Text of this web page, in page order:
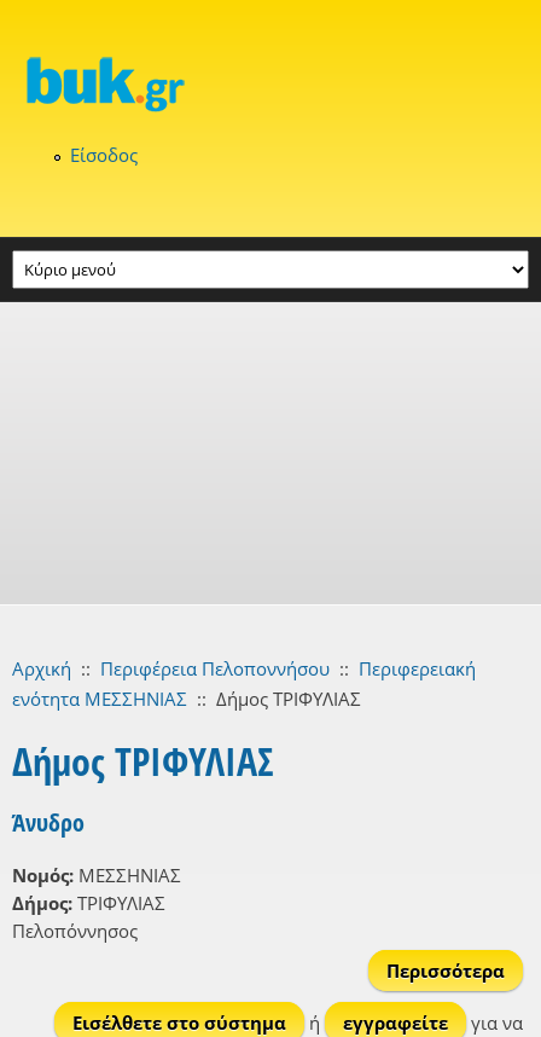
Είσοδος
Αρχική :: Περιφέρεια Πελοποννήσου :: Περιφερειακή
ενότητα ΜΕΣΣΗΝΙΑΣ :: Δήμος ΤΡΙΦΥΛΙΑΣ
Δήμος ΤΡΙΦΥΛΙΑΣ
Άνυδρο
Νομός: ΜΕΣΣΗΝΙΑΣ
Δήμος: ΤΡΙΦΥΛΙΑΣ
Πελοπόννησος
Περισσότερα
Εισέλθετε στο σύστημα
ή εγγραφείτε
για να